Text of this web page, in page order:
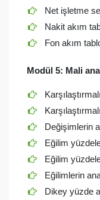
Net işletme
Nakit akım
Fon akım
Modül 5: Mali
Değişimlerin
Eğilim
Eğilim
Eğilimlerin
Dikey yüzde